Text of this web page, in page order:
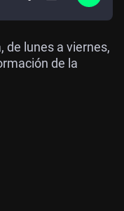
de lunes a viernes,
de la